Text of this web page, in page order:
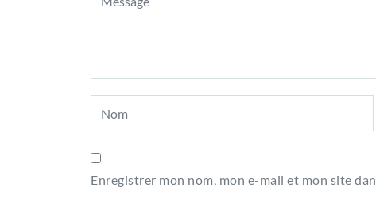
Enregistrer mon nom, mon e-mail et mon site